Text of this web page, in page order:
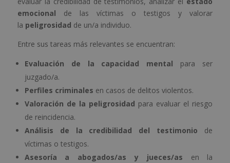
emocional de las víctimas o testigos y valorar
la peligrosidad de un/a individuo.
Entre sus tareas más relevantes se encuentran:
Evaluación de la capacidad mental para ser
juzgado/a.
Perfiles criminales en casos de delitos violentos.
Valoración de la peligrosidad para evaluar el riesgo
de reincidencia.
Análisis de la credibilidad del testimonio de
víctimas o testigos.
Asesoría a abogados/as y jueces/as en la